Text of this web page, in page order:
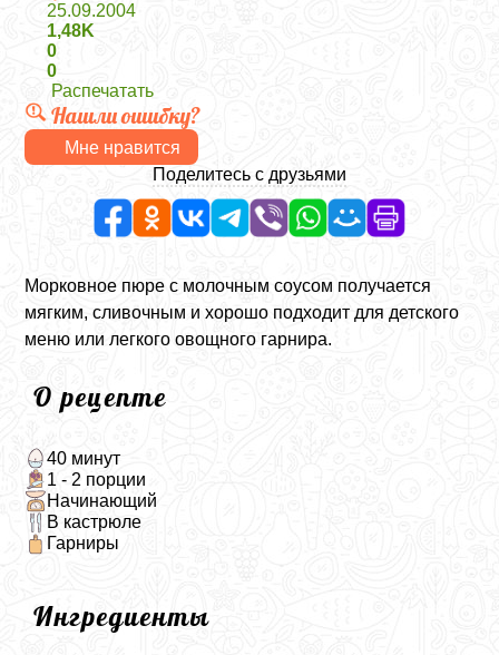
25.09.2004
1,48K
0
0
Распечатать
Нашли ошибку?
Мне нравится
Поделитесь с друзьями
Морковное пюре с молочным соусом получается
мягким, сливочным и хорошо подходит для детского
меню или легкого овощного гарнира.
О рецепте
40 минут
1 - 2 порции
Начинающий
В кастрюле
Гарниры
Ингредиенты